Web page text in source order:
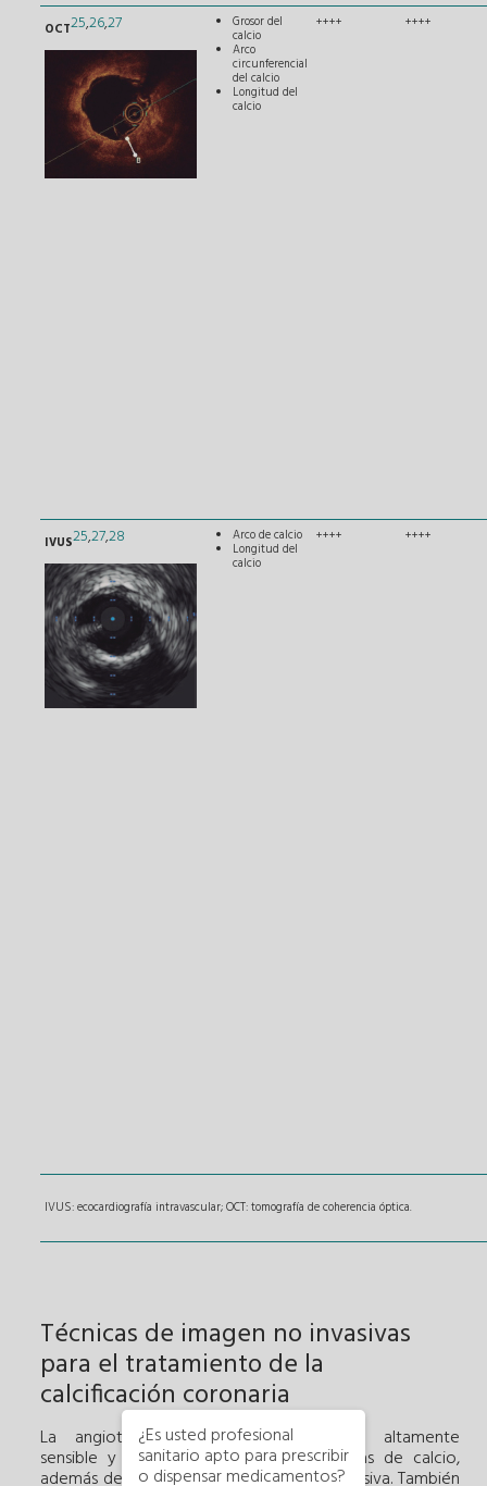
OCT25,26,27 Grosor del
calcio
Arco
circunferencial
del calcio
Longitud del
calcio
++++ ++++
IVUS25,27,28 Arco de calcio
Longitud del
calcio
++++ ++++
IVUS: ecocardiografía intravascular; OCT: tomografía de coherencia óptica.
Técnicas de imagen no invasivas
para el tratamiento de la
calcificación coronaria
La angiotomografía computarizada es altamente
sensible y específica para detectar placas de calcio,
además de tratarse de una técnica no invasiva. También
¿Es usted profesional
sanitario apto para prescribir
o dispensar medicamentos?